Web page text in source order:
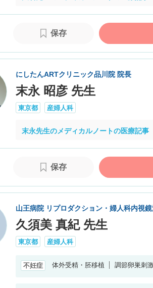
保存
にしたんARTクリニック品川院 院長
末永 昭彦 先生
東京都 産婦人科
末永先生のメディカルノートの医療記事
保存
山王病院 リプロダクション・婦人科内視
久須美 真紀 先生
東京都 産婦人科
不妊症 体外受精・胚移植 調節卵巣刺激